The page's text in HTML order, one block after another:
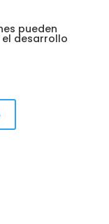
pueden
desarrollo